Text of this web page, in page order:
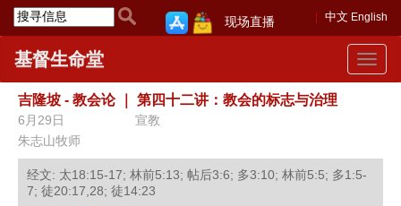
中文 English
现场直播
Toggle
基督生命堂
吉隆坡 - 教会论 第四十二讲：教会的标志与治理
6月29日
宣教
朱志山牧师
经文: 太18:15-17; 林前5:13; 帖后3:6; 多3:10; 林前5:5; 多1:5-
7; 徒20:17,28; 徒14:23